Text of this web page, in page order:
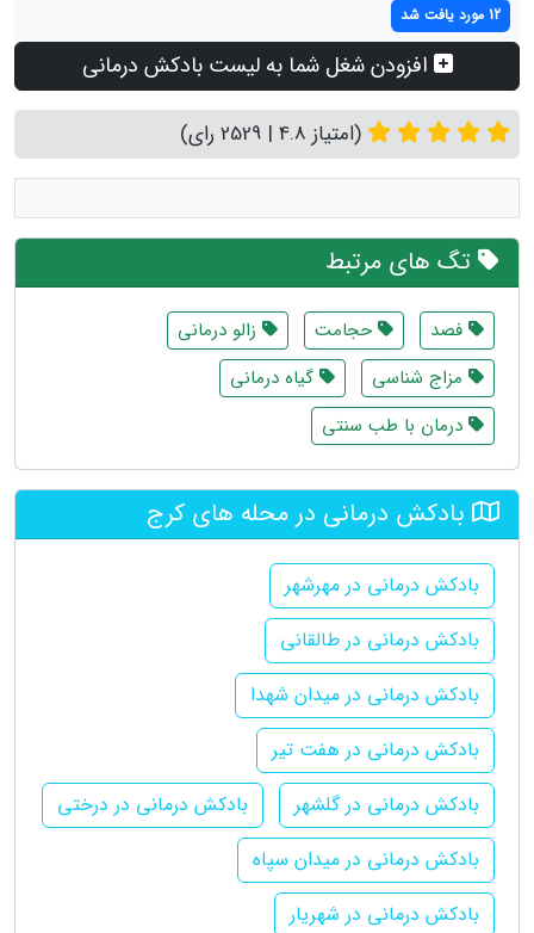
12 مورد یافت شد
افزودن شغل شما به لیست بادکش درمانی
(امتیاز 4.8 | 2529 رای)
تگ های مرتبط
فصد حجامت
زالو درمانی
مزاج شناسی
گیاه درمانی
درمان با طب سنتی
بادکش درمانی در محله های کرج
بادکش درمانی در مهرشهر
بادکش درمانی در طالقانی
بادکش درمانی در میدان شهدا
بادکش درمانی در هفت تیر
بادکش درمانی در گلشهر
بادکش درمانی در درختی
بادکش درمانی در میدان سپاه
بادکش درمانی در شهریار